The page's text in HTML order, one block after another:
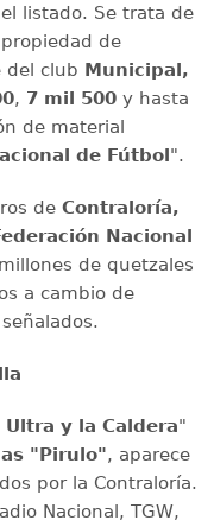
listado. Se trata de
propiedad de
del club Municipal,
, 7 mil 500y hasta
de material
de Fútbol".
de Contraloría,
Nacional
de quetzales
a cambio de
Ultra y la Caldera"
"Pirulo", aparece
por la Contraloría.
Nacional, TGW,